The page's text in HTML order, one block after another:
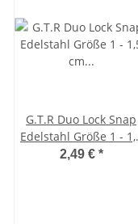
G.T.R Duo Lock Snap
Edelstahl Größe 1 -
cm - 10 Stück
2,49 € *